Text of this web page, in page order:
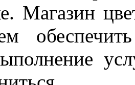
Магазин